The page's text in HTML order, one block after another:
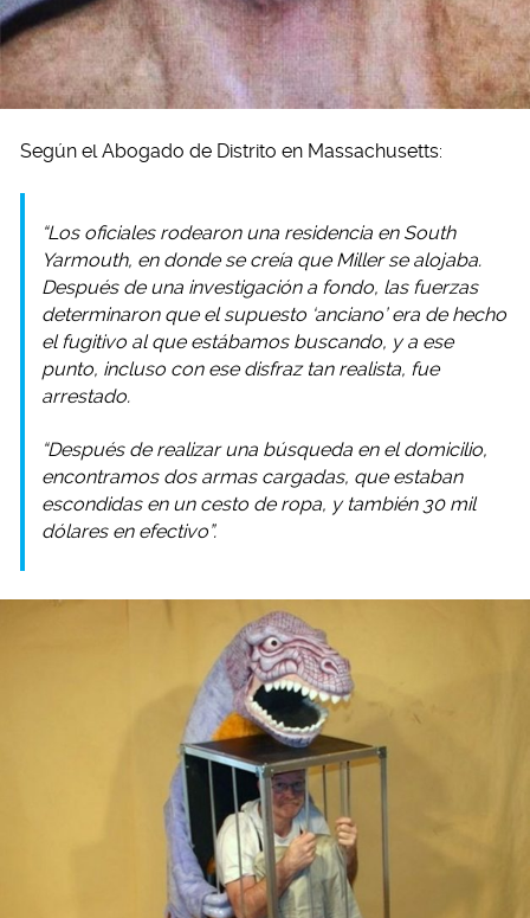
Según el Abogado de Distrito en Massachusetts:
“Los oficiales rodearon una residencia en South
Yarmouth, en donde se creía que Miller se alojaba.
Después de una investigación a fondo, las fuerzas
determinaron que el supuesto ‘anciano’ era de hecho
el fugitivo al que estábamos buscando, y a ese
punto, incluso con ese disfraz tan realista, fue
arrestado.
“Después de realizar una búsqueda en el domicilio,
encontramos dos armas cargadas, que estaban
escondidas en un cesto de ropa, y también 30 mil
dólares en efectivo”.